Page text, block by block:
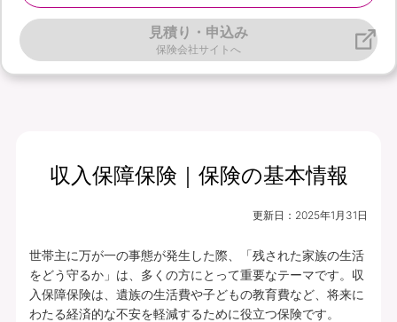
見積り・申込み
保険会社サイトへ
収入保障保険｜保険の基本情報
更新日： 2025年1月31日
世帯主に万が一の事態が発生した際、「残された家族の生活
をどう守るか」は、多くの方にとって重要なテーマです。収
入保障保険は、遺族の生活費や子どもの教育費など、将来に
わたる経済的な不安を軽減するために役立つ保険です。